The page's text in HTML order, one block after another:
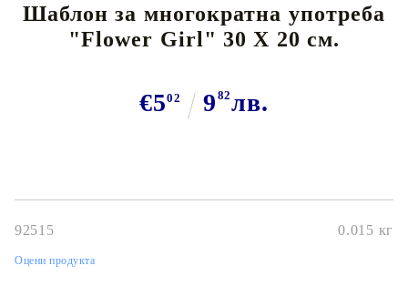
Шаблон за многократна употреба
"Flower Girl" 30 Х 20 см.
€502 9 82лв.
92515 0.015 кг
Оцени продукта